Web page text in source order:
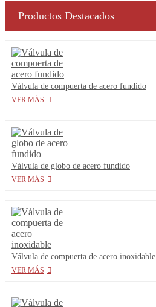
Productos Destacados
Válvula de compuerta de acero fundido
VER MÁS
Válvula de globo de acero fundido
VER MÁS
Válvula de compuerta de acero inoxidable
VER MÁS